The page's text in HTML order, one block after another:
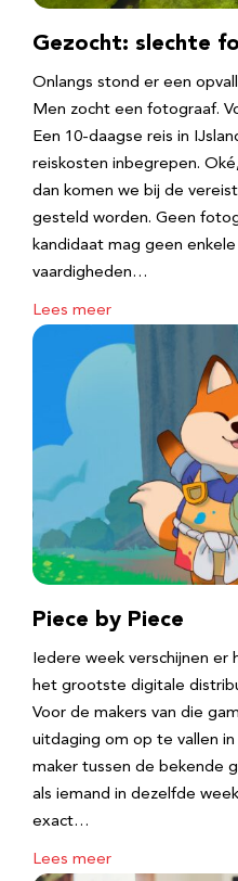
Gezocht: slechte
Onlangs stond er een
Men zocht een fotograaf.
Een 10-daagse reis in
reiskosten inbegrepen.
dan komen we bij de
gesteld worden. Geen
kandidaat mag geen
vaardigheden…
Lees meer
Piece by Piece
Iedere week verschijnen er
het grootste digitale
Voor de makers van die
uitdaging om op te vallen
maker tussen de bekende
als iemand in dezelfde
exact…
Lees meer